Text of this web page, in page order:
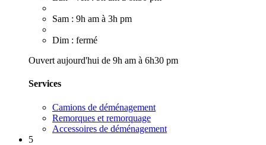
Sam : 9h am à 3h pm
Dim : fermé
Ouvert aujourd'hui de 9h am à 6h30 pm
Services
Camions de déménagement
Remorques et remorquage
Accessoires de déménagement
5